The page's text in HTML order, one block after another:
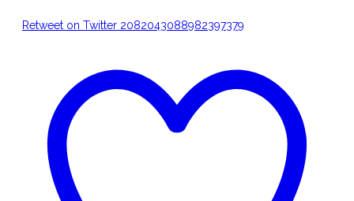
Retweet on Twitter 2082043088982397379